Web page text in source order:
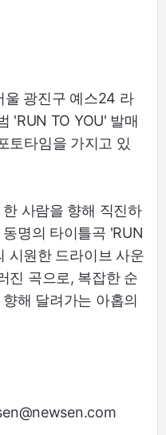
울 광진구 예스24 라
'RUN TO YOU' 발매
토타임을 가지고 있
사람을 향해 직진하
명의 타이틀곡 'RUN
시원한 드라이브 사운
진 곡으로, 복잡한 순
해 달려가는 아홉의